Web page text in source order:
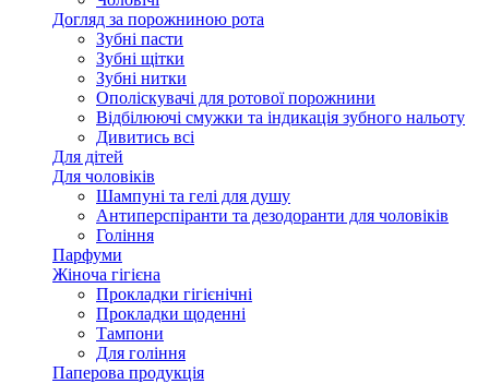
Догляд за порожниною рота
Зубні пасти
Зубні щітки
Зубні нитки
Ополіскувачі для ротової порожнини
Відбілюючі смужки та індикація зубного нальоту
Дивитись всі
Для дітей
Для чоловіків
Шампуні та гелі для душу
Антиперспіранти та дезодоранти для чоловіків
Гоління
Парфуми
Жіноча гігієна
Прокладки гігієнічні
Прокладки щоденні
Тампони
Для гоління
Паперова продукція